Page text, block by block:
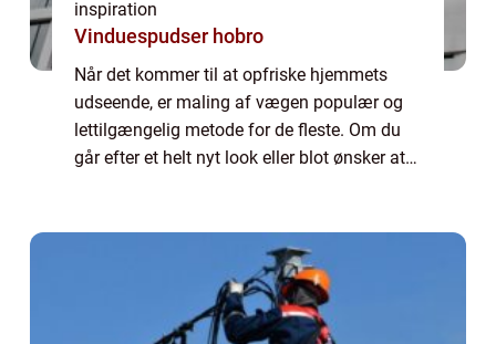
inspiration
Vinduespudser hobro
Når det kommer til at opfriske hjemmets
udseende, er maling af vægen populær og
lettilgængelig metode for de fleste. Om du
går efter et helt nyt look eller blot ønsker at